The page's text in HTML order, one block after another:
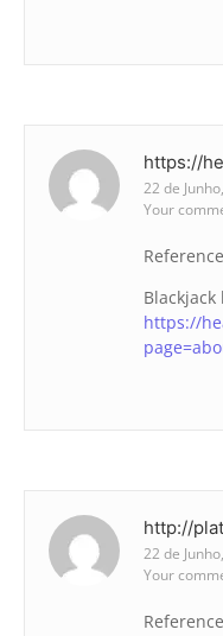
https://
22 de
Your
Blackjack
https://
http://
22 de
Your